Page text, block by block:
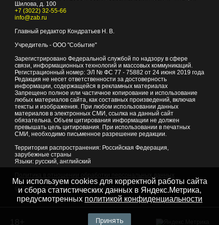
Шилова, д. 100
+7 (3022) 32-55-66
info@zab.ru
Главный редактор Кондратьев Н. В.
Учредитель - ООО "Событие"
Зарегистрировано Федеральной службой по надзору в сфере
связи, информационных технологий и массовых коммуникаций.
Регистрационный номер: ЭЛ № ФС 77 - 75882 от 24 июня 2019 года
Редакция не несет ответственности за достоверность
информации, содержащейся в рекламных материалах
Запрещено полное или частичное копирование и использование
любых материалов сайта, как составных произведений, включая
тексты и изображения. При любом использовании данных
материалов в электронных СМИ, ссылка на данный сайт
обязательна. Объем цитирования информации не должен
превышать цель цитирования. При использовании в печатных
СМИ, необходимо письменное разрешение редакции.
Территория распространения: Российская Федерация,
зарубежные страны
Языки: русский, английский
© 2007 - 2026Портал Читы и Забайкальского края
Мы используем cookies для корректной работы сайта
и сбора статистических данных в Яндекс.Метрика,
предусмотренных политикой конфиденциальности
Принять